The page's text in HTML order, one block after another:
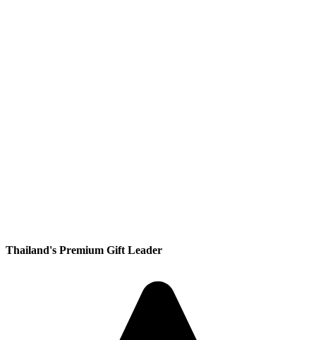
Thailand's Premium Gift Leader